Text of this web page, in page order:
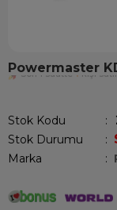
Powermaster
Stok Kodu
Stok Durumu :
Marka :